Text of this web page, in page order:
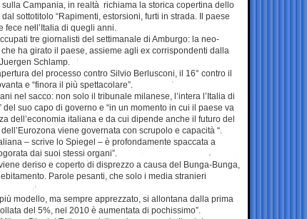
Campania, in realtà richiama la storica copertina dello
sottotitolo “Rapimenti, estorsioni, furti in strada. Il paese
fece nell’Italia di quegli anni.
tre giornalisti del settimanale di Amburgo: la neo-
ha girato il paese, assieme agli ex corrispondenti dalla
Schlamp.
del processo contro Silvio Berlusconi, il 16° contro il
e “finora il più spettacolare”.
nel sacco: non solo il tribunale milanese, l’intera l’Italia di
suo capo di governo e “in un momento in cui il paese va
dell’economia italiana e da cui dipende anche il futuro del
viene governata con scrupolo e capacità “.
– scrive lo Spiegel – è profondamente spaccata a
dai suoi stessi organi”.
deriso e coperto di disprezzo a causa del Bunga-Bunga,
Parole pesanti, che solo i media stranieri
modello, ma sempre apprezzato, si allontana dalla prima
del 5%, nel 2010 è aumentata di pochissimo”.